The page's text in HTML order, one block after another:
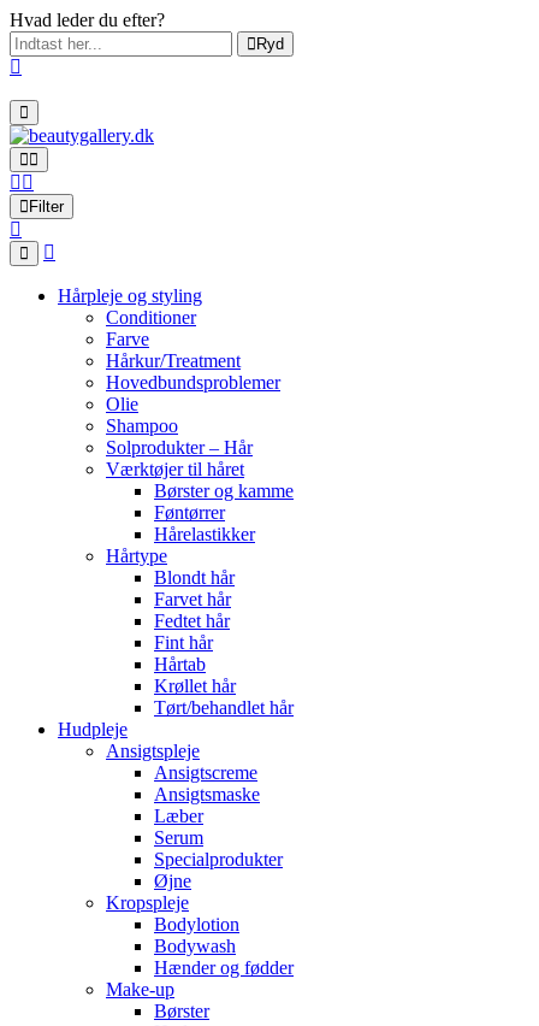
Hvad leder du efter?
Ryd
Filter
Hårpleje og styling
Conditioner
Farve
Hårkur/Treatment
Hovedbundsproblemer
Olie
Shampoo
Solprodukter – Hår
Værktøjer til håret
Børster og kamme
Føntørrer
Hårelastikker
Hårtype
Blondt hår
Farvet hår
Fedtet hår
Fint hår
Hårtab
Krøllet hår
Tørt/behandlet hår
Hudpleje
Ansigtspleje
Ansigtscreme
Ansigtsmaske
Læber
Serum
Specialprodukter
Øjne
Kropspleje
Bodylotion
Bodywash
Hænder og fødder
Make-up
Børster